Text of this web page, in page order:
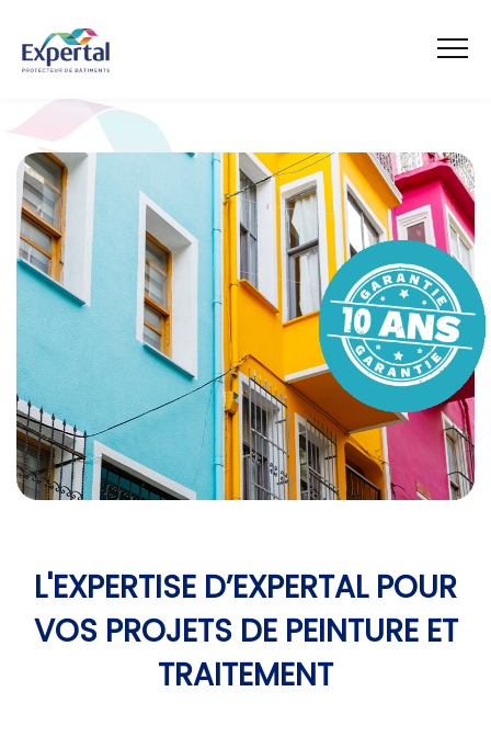
L'EXPERTISE D’EXPERTAL POUR
VOS PROJETS DE PEINTURE ET
TRAITEMENT